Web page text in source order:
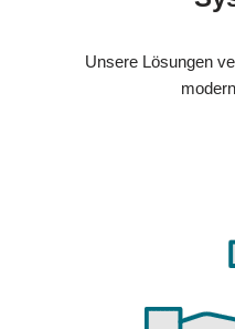
Unsere Lösungen